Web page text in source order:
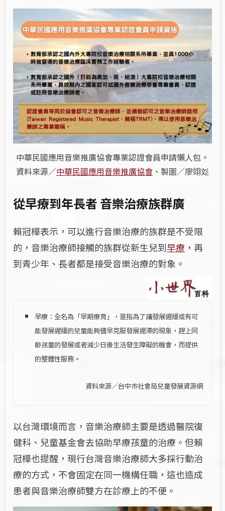
中華民國應用音樂推廣協會專業認證會員申請懶人包。
資料來源／中華民國應用音樂推廣協會 、製圖／廖翊彣
從早療到年長者 音樂治療族群廣
賴冠樺表示，可以進行音樂治療的族群是不受限
的，音樂治療師接觸的族群從新生兒到早療 ，再
到青少年、長者都是接受音樂治療的對象。
早療：全名為「早期療育」，是指為了讓發展遲緩或有可
能發展遲緩的兒童能夠儘早克服發展遲滯的現象，趕上同
齡孩童的發展或者減少日後生活發生障礙的機會，而提供
的整體性服務。
資料來源／台中市社會局兒童發展資源網
以台灣環境而言，音樂治療師主要是透過醫院復
健科、兒童基金會去協助早療孩童的治療。但賴
冠樺也提醒，現行台灣音樂治療師大多採行動治
療的方式，不會固定在同一機構任職，這也造成
患者與音樂治療師雙方在診療上的不便。